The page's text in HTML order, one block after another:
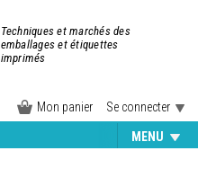
Techniques et marchés des
emballages et étiquettes
imprimés
Mon panier Se connecter
MENU